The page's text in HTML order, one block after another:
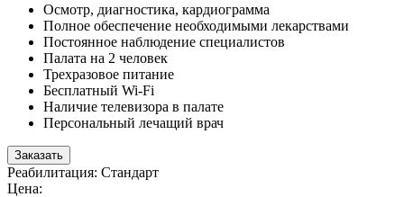
Осмотр, диагностика, кардиограмма
Полное обеспечение необходимыми лекарствами
Постоянное наблюдение специалистов
Палата на 2 человек
Трехразовое питание
Бесплатный Wi-Fi
Наличие телевизора в палате
Персональный лечащий врач
Заказать
Реабилитация: Стандарт
Цена: